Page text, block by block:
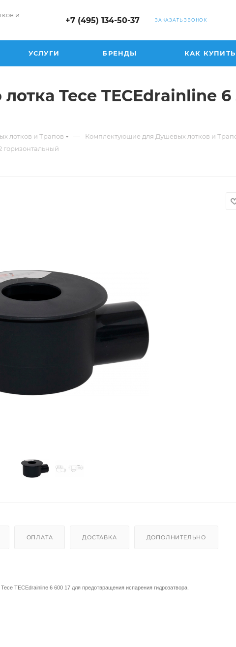
и
+7 (495) 134-50-37 ЗАКАЗАТЬ ЗВОНОК
УСЛУГИ БРЕНДЫ КАК КУПИТЬ
Tece TECEdrainline 6
лотков и Трапов — Комплектующие для Душевых лотков и
горизонтальный
ОПЛАТА ДОСТАВКА ДОПОЛНИТЕЛЬНО
Tece TECEdrainline 6 600 17 для предотвращения испарения гидрозатвора.